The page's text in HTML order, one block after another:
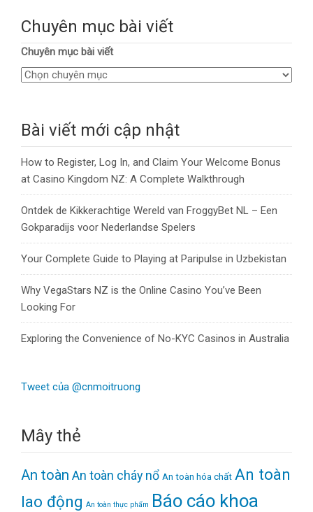
Chuyên mục bài viết
Chuyên mục bài viết
Bài viết mới cập nhật
How to Register, Log In, and Claim Your Welcome Bonus
at Casino Kingdom NZ: A Complete Walkthrough
Ontdek de Kikkerachtige Wereld van FroggyBet NL – Een
Gokparadijs voor Nederlandse Spelers
Your Complete Guide to Playing at Paripulse in Uzbekistan
Why VegaStars NZ is the Online Casino You’ve Been
Looking For
Exploring the Convenience of No-KYC Casinos in Australia
Tweet của @cnmoitruong
Mây thẻ
An toàn An toàn cháy nổ An toàn hóa chất An toàn
lao động An toàn thực phẩm Báo cáo khoa